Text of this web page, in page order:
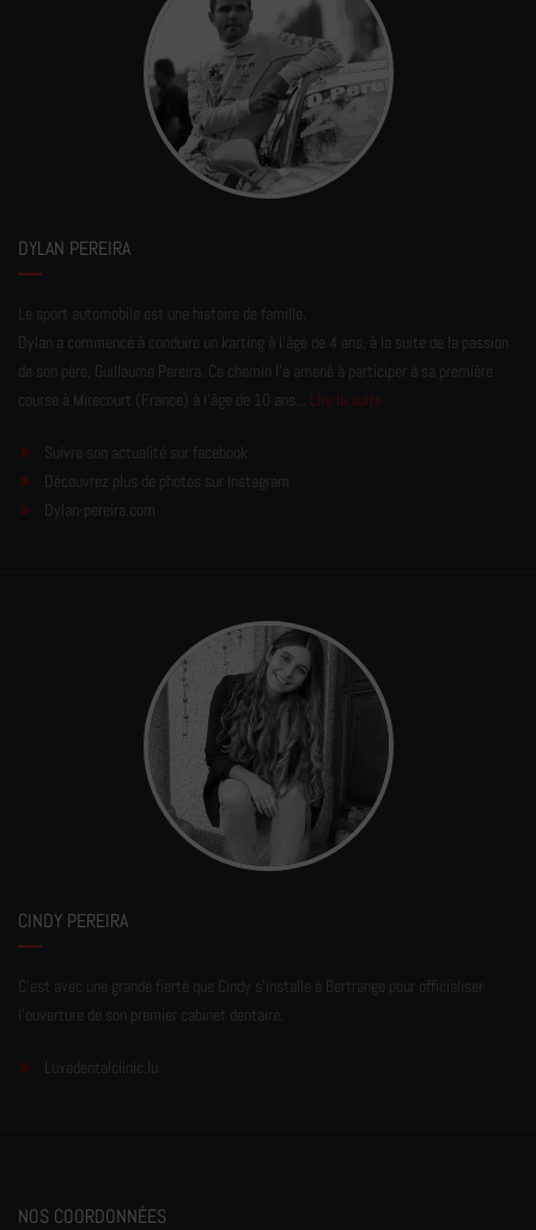
DYLAN PEREIRA
Le sport automobile est une histoire de famille.
Dylan a commencé à conduire un karting à l’âge de 4 ans, à la suite de la passion
de son père, Guillaume Pereira. Ce chemin l'a amené à participer à sa première
course à Mirecourt (France) à l'âge de 10 ans... Lire la suite
Suivre son actualité sur facebook
Découvrez plus de photos sur Instagram
Dylan-pereira.com
CINDY PEREIRA
C'est avec une grande fierté que Cindy s'installe à Bertrange pour officialiser
l'ouverture de son premier cabinet dentaire.
Luxedentalclinic.lu
NOS COORDONNÉES